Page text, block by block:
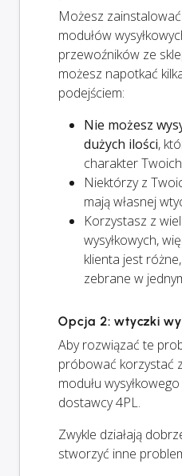
Możesz
modułów
przewoźników ze
możesz napotkać
podejściem:
Nie możesz
dużych ilości,
charakter
Niektórzy z
mają własnej
Korzystasz z
wysyłkowych,
klienta jest
zebrane w
Opcja 2: wtyczki
Aby rozwiązać te
próbować korzystać
modułu
dostawcy 4PL.
Zwykle działają
stworzyć inne